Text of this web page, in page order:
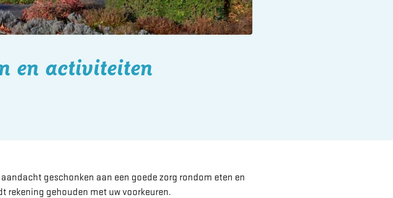
en activiteiten
geschonken aan een goede zorg rondom eten en
rekening gehouden met uw voorkeuren.